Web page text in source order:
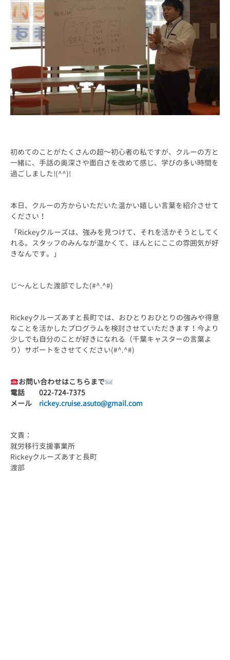
初めてのことがたくさんの超～初心者の私ですが、クルーの方と
一緒に、手話の奥深さや面白さを改めて感じ、学びの多い時間を
過ごしました!(^^)!
本日、クルーの方からいただいた温かい嬉しい言葉を紹介させて
ください！
「Rickeyクルーズは、強みを見つけて、それを活かそうとしてく
れる。スタッフのみんなが温かくて、ほんとにここの雰囲気が好
きなんです。」
じ～んとした渡部でした(#^.^#)
Rickeyクルーズあすと長町では、おひとりおひとりの強みや得意
なことを活かしたプログラムを検討させていただきます！今より
少しでも自分のことが好きになれる（千葉キャスターの言葉よ
り）サポートをさせてください(#^.^#)
お問い合わせはこちらまで
電話 022-724-7375
メール rickey.cruise.asuto@gmail.com
文責：
就労移行支援事業所
Rickeyクルーズあすと長町
渡部